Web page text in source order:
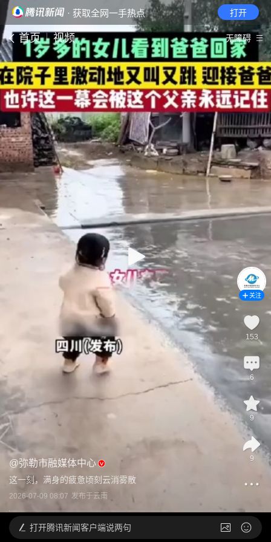
· 获取全网一手热点 打开
首页 视频 无障碍
@弥勒市融媒体中心
这一刻，满身的疲惫顷刻云消雾散
2026-07-09 08:07 发布于云南
关注
153
6
9
9
打开腾讯新闻客户端说两句